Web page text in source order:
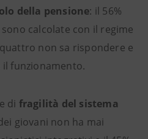
della pensione: il 56%
calcolate con il regime
non sa rispondere e
funzionamento.
di fragilità del sistema
giovani non ha mai